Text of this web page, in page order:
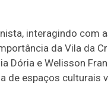
interagindo com
da Vila da
Dória e Welisson
de espaços culturais